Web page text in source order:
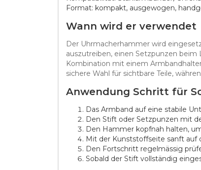
Format: kompakt, ausgewogen,
Wann wird er verwendet
Der Uhrmacherhammer wird
auszutreiben, einen Setzpunzen beim
Kombination mit einem
sichere Wahl für sichtbare Teile,
Anwendung Schritt für
Das Armband auf eine stabile
Den Stift oder Setzpunzen mit
Den Hammer kopfnah halten,
Mit der Kunststoffseite sanft auf
Den Fortschritt regelmässig
Sobald der Stift vollständig